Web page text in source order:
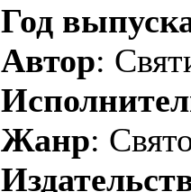
Год
Автор:
Жанр: